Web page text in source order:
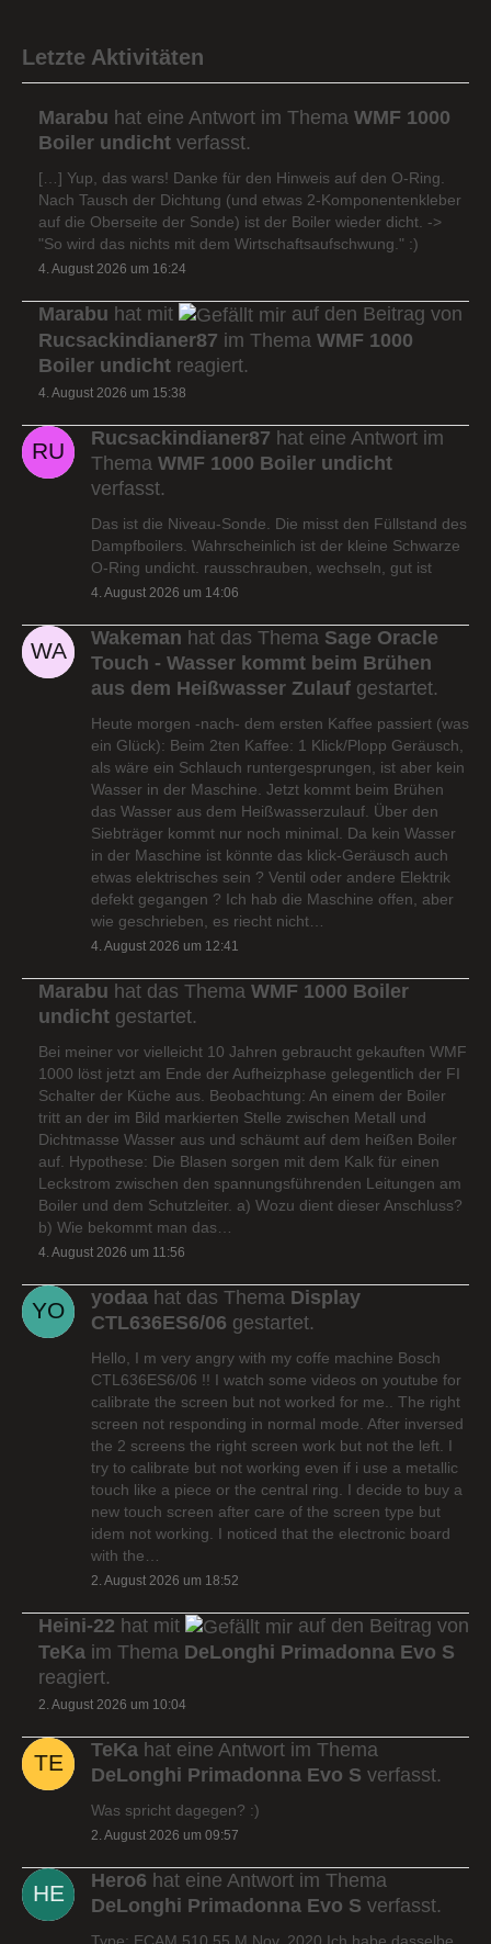
Letzte Aktivitäten
Marabu hat eine Antwort im Thema WMF 1000
Boiler undicht verfasst.
[…] Yup, das wars! Danke für den Hinweis auf den O-Ring.
Nach Tausch der Dichtung (und etwas 2-Komponentenkleber
auf die Oberseite der Sonde) ist der Boiler wieder dicht. ->
"So wird das nichts mit dem Wirtschaftsaufschwung." :)
4. August 2026 um 16:24
Marabu hat mit
auf den Beitrag von
Rucsackindianer87 im Thema WMF 1000
Boiler undicht reagiert.
4. August 2026 um 15:38
Rucsackindianer87 hat eine Antwort im
Thema WMF 1000 Boiler undicht
verfasst.
Das ist die Niveau-Sonde. Die misst den Füllstand des
Dampfboilers. Wahrscheinlich ist der kleine Schwarze
O-Ring undicht. rausschrauben, wechseln, gut ist
4. August 2026 um 14:06
Wakeman hat das Thema Sage Oracle
Touch - Wasser kommt beim Brühen
aus dem Heißwasser Zulauf gestartet.
Heute morgen -nach- dem ersten Kaffee passiert (was
ein Glück): Beim 2ten Kaffee: 1 Klick/Plopp Geräusch,
als wäre ein Schlauch runtergesprungen, ist aber kein
Wasser in der Maschine. Jetzt kommt beim Brühen
das Wasser aus dem Heißwasserzulauf. Über den
Siebträger kommt nur noch minimal. Da kein Wasser
in der Maschine ist könnte das klick-Geräusch auch
etwas elektrisches sein ? Ventil oder andere Elektrik
defekt gegangen ? Ich hab die Maschine offen, aber
wie geschrieben, es riecht nicht…
4. August 2026 um 12:41
Marabu hat das Thema WMF 1000 Boiler
undicht gestartet.
Bei meiner vor vielleicht 10 Jahren gebraucht gekauften WMF
1000 löst jetzt am Ende der Aufheizphase gelegentlich der FI
Schalter der Küche aus. Beobachtung: An einem der Boiler
tritt an der im Bild markierten Stelle zwischen Metall und
Dichtmasse Wasser aus und schäumt auf dem heißen Boiler
auf. Hypothese: Die Blasen sorgen mit dem Kalk für einen
Leckstrom zwischen den spannungsführenden Leitungen am
Boiler und dem Schutzleiter. a) Wozu dient dieser Anschluss?
b) Wie bekommt man das…
4. August 2026 um 11:56
yodaa hat das Thema Display
CTL636ES6/06 gestartet.
Hello, I m very angry with my coffe machine Bosch
CTL636ES6/06 !! I watch some videos on youtube for
calibrate the screen but not worked for me.. The right
screen not responding in normal mode. After inversed
the 2 screens the right screen work but not the left. I
try to calibrate but not working even if i use a metallic
touch like a piece or the central ring. I decide to buy a
new touch screen after care of the screen type but
idem not working. I noticed that the electronic board
with the…
2. August 2026 um 18:52
Heini-22 hat mit
auf den Beitrag von
TeKa im Thema DeLonghi Primadonna Evo S
reagiert.
2. August 2026 um 10:04
TeKa hat eine Antwort im Thema
DeLonghi Primadonna Evo S verfasst.
Was spricht dagegen? :)
2. August 2026 um 09:57
Hero6 hat eine Antwort im Thema
DeLonghi Primadonna Evo S verfasst.
Type: ECAM 510.55.M Nov. 2020 Ich habe dasselbe